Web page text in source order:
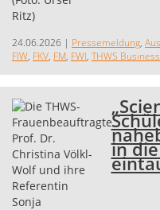
24.06.2026 | Pressemeldung,
FIW, FKV, FM, FWI, THWS
in